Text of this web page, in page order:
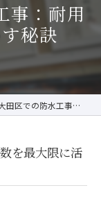
事：耐用
秘訣
防水工事：耐用年数を最大限に活かす秘訣
を最大限に活